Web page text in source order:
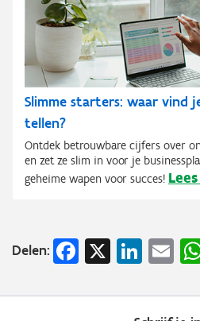
Slimme starters: waar vind
tellen?
Ontdek betrouwbare cijfers over
en zet ze slim in voor je
geheime wapen voor succes!
Delen: Facebook
X